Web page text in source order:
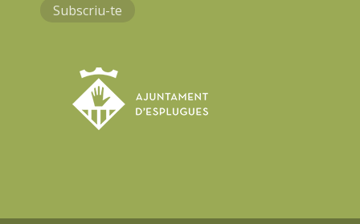
Subscriu-te